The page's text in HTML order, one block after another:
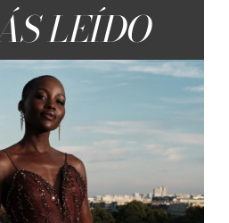
LEÍDO